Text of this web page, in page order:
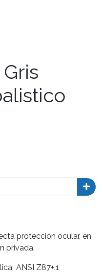
protección ocular, en
privada.
ANSI Z87+.1